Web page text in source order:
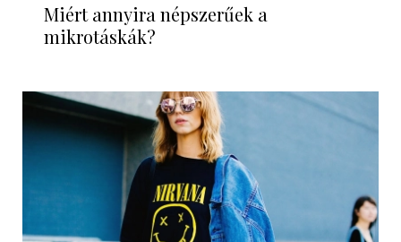
Miért annyira népszerűek a
mikrotáskák?